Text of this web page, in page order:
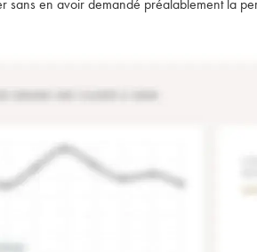
en avoir demandé préalablement la